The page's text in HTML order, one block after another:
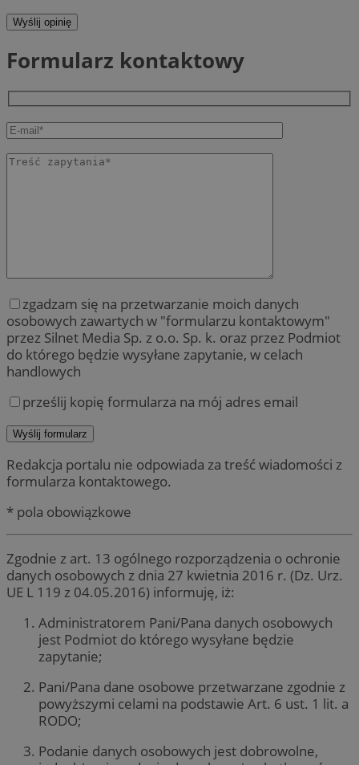
Wyślij opinię
Formularz kontaktowy
zgadzam się na przetwarzanie moich danych
osobowych zawartych w "formularzu kontaktowym"
przez Silnet Media Sp. z o.o. Sp. k. oraz przez Podmiot
do którego będzie wysyłane zapytanie, w celach
handlowych
prześlij kopię formularza na mój adres email
Redakcja portalu nie odpowiada za treść wiadomości z
formularza kontaktowego.
* pola obowiązkowe
Zgodnie z art. 13 ogólnego rozporządzenia o ochronie
danych osobowych z dnia 27 kwietnia 2016 r. (Dz. Urz.
UE L 119 z 04.05.2016) informuję, iż:
Administratorem Pani/Pana danych osobowych
jest Podmiot do którego wysyłane będzie
zapytanie;
Pani/Pana dane osobowe przetwarzane zgodnie z
powyższymi celami na podstawie Art. 6 ust. 1 lit. a
RODO;
Podanie danych osobowych jest dobrowolne,